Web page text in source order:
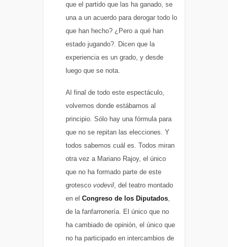
que el partido que las ha ganado, se
una a un acuerdo para derogar todo lo
que han hecho? ¿Pero a qué han
estado jugando?. Dicen que la
experiencia es un grado, y desde
luego que se nota.
Al final de todo este espectáculo,
volvemos donde estábamos al
principio. Sólo hay una fórmula para
que no se repitan las elecciones. Y
todos sabemos cuál es. Todos miran
otra vez a Mariano Rajoy, el único
que no ha formado parte de este
grotesco vodevil, del teatro montado
en el Congreso de los Diputados,
de la fanfarronería. El único que no
ha cambiado de opinión, el único que
no ha participado en intercambios de